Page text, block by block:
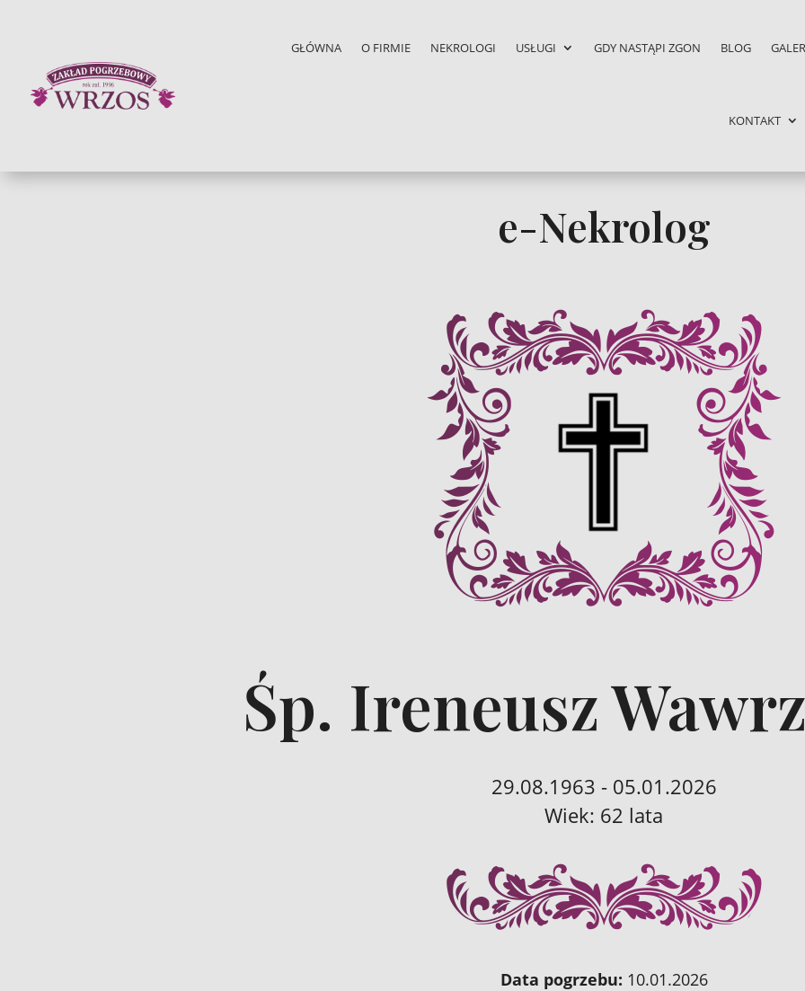
GŁÓWNA O FIRMIE NEKROLOGI USŁUGI GDY NASTĄPI ZGON BLOG
KONTAKT
e-Nekrolog
Śp. Ireneusz
29.08.1963 - 05.01.2026
Wiek: 62 lata
Data pogrzebu: 10.01.2026